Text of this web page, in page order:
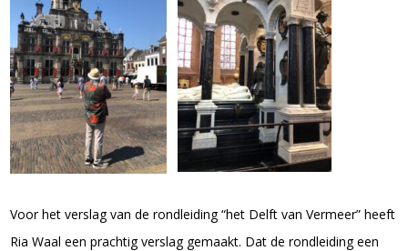
Voor het verslag van de rondleiding “het Delft van Vermeer” heeft
Ria Waal een prachtig verslag gemaakt. Dat de rondleiding een